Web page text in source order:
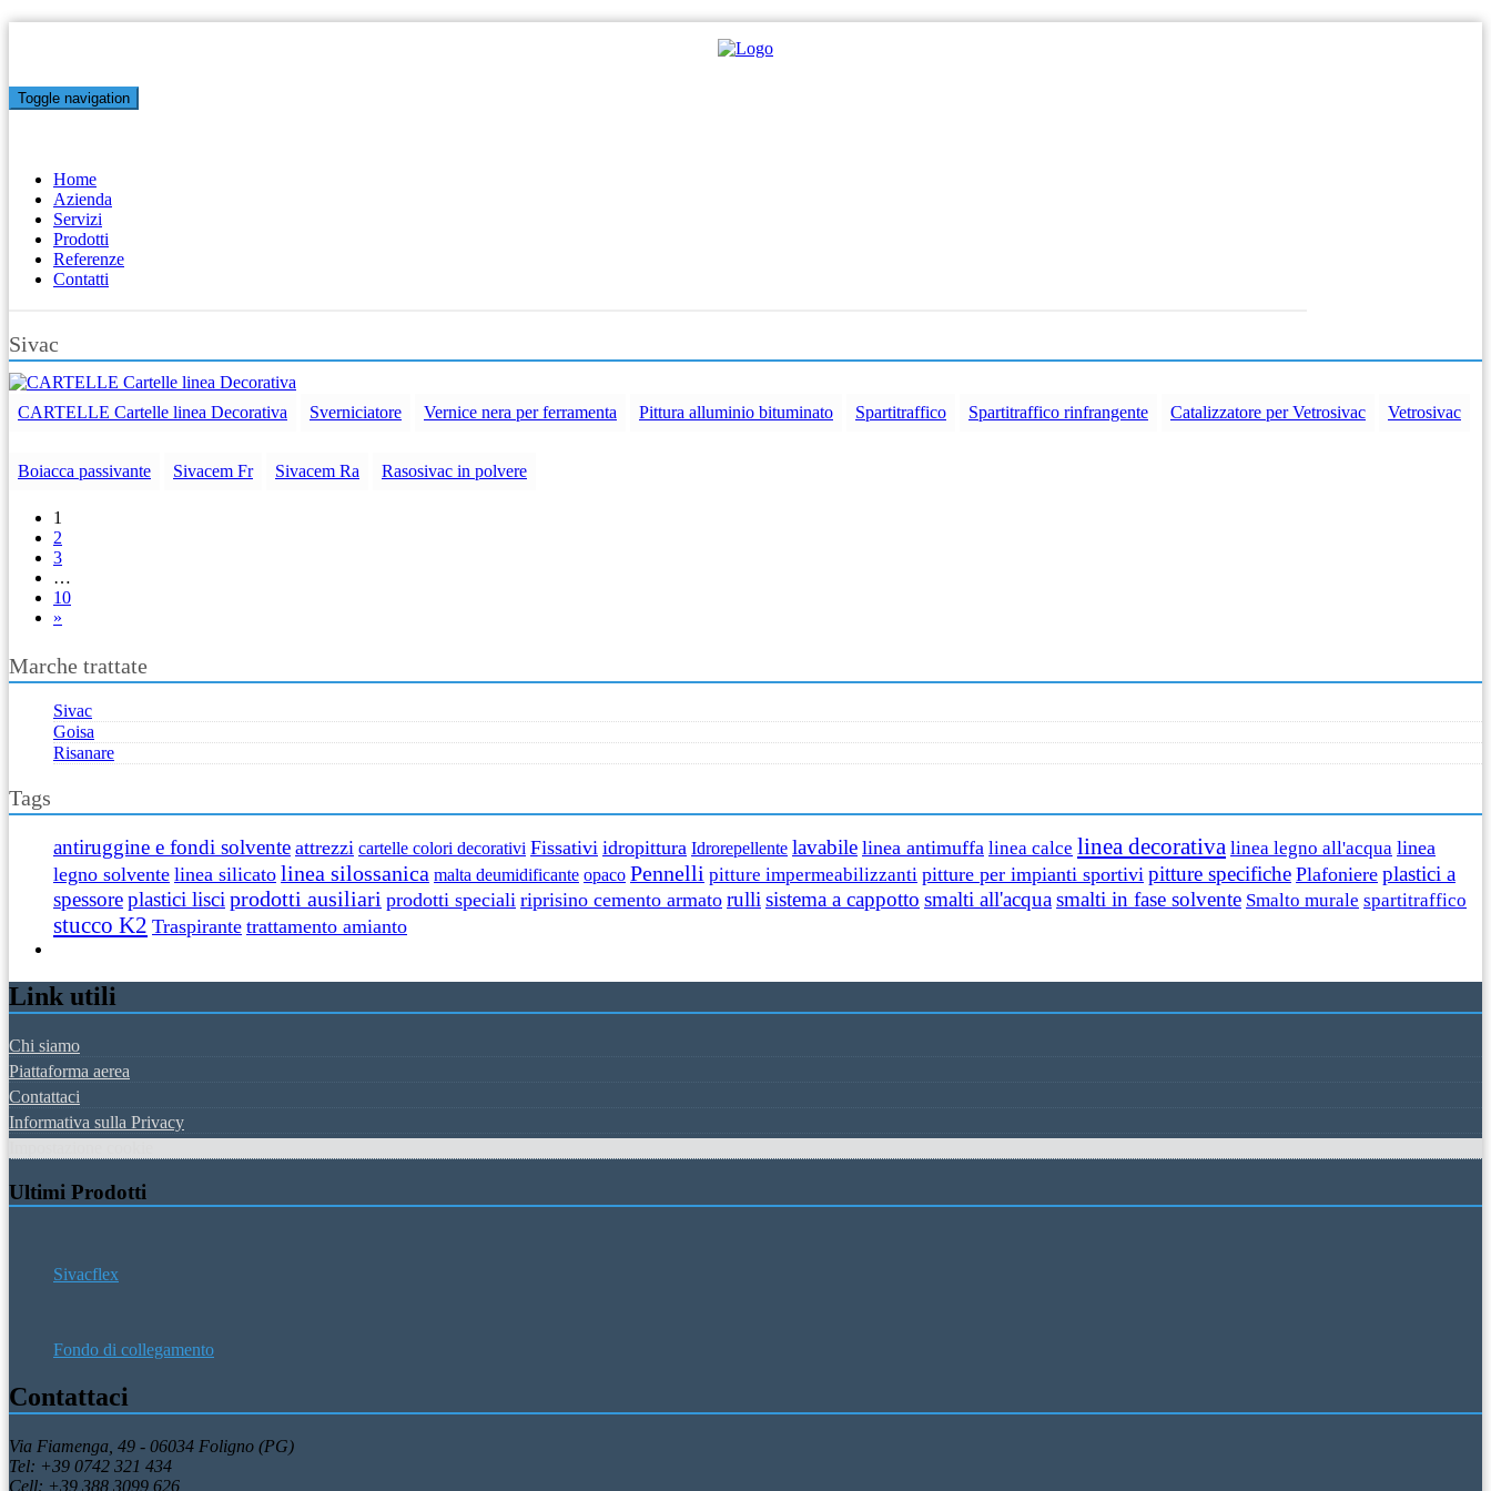
Toggle navigation
Home
Azienda
Servizi
Prodotti
Referenze
Contatti
Sivac
CARTELLE Cartelle linea Decorativa Sverniciatore Vernice nera per ferramenta Pittura alluminio bituminato Spartitraffico Spartitraffico rinfrangente Catalizzatore per Vetrosivac Vetrosivac
Boiacca passivante Sivacem Fr Sivacem Ra Rasosivac in polvere
1
2
3
…
10
»
Marche trattate
Sivac
Goisa
Risanare
Tags
antiruggine e fondi solvente attrezzi cartelle colori decorativi Fissativi idropittura Idrorepellente lavabile linea antimuffa linea calce linea decorativa linea legno all'acqua linea
legno solvente linea silicato linea silossanica malta deumidificante opaco Pennelli pitture impermeabilizzanti pitture per impianti sportivi pitture specifiche Plafoniere plastici a
spessoreplastici lisci prodotti ausiliari prodotti speciali riprisino cemento armato rulli sistema a cappotto smalti all'acquasmalti in fase solvente Smalto murale spartitraffico
stucco K2 Traspirante trattamento amianto
Link utili
Chi siamo
Piattaforma aerea
Contattaci
Informativa sulla Privacy
Ultimi Prodotti
Sivacflex
Fondo di collegamento
Contattaci
Via Fiamenga, 49 - 06034 Foligno (PG)
Tel: +39 0742 321 434
Cell: +39 388 3099 626